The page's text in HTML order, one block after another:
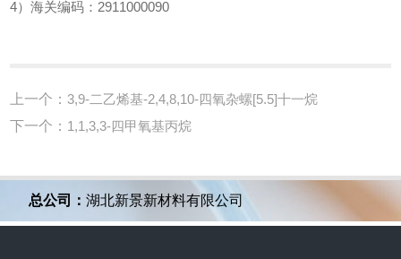
4）海关编码：2911000090
上一个：3,9-二乙烯基-2,4,8,10-四氧杂螺[5.5]十一烷
下一个： 1,1,3,3-四甲氧基丙烷
总公司：湖北新景新材料有限公司